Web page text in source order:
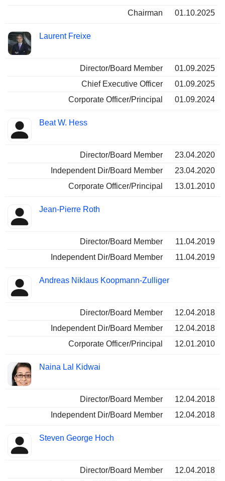
Chairman
01.10.2025
Laurent Freixe
Director/Board Member
01.09.2025
Chief Executive Officer
01.09.2025
Corporate Officer/Principal
01.09.2024
Beat W. Hess
Director/Board Member
23.04.2020
Independent Dir/Board Member
23.04.2020
Corporate Officer/Principal
13.01.2010
Jean-Pierre Roth
Director/Board Member
11.04.2019
Independent Dir/Board Member
11.04.2019
Andreas Niklaus Koopmann-Zulliger
Director/Board Member
12.04.2018
Independent Dir/Board Member
12.04.2018
Corporate Officer/Principal
12.01.2010
Naina Lal Kidwai
Director/Board Member
12.04.2018
Independent Dir/Board Member
12.04.2018
Steven George Hoch
Director/Board Member
12.04.2018